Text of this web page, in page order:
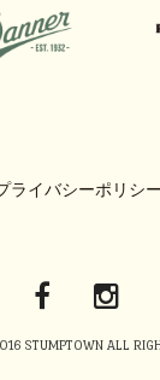
ライバシーポリシー
STUMPTOWN ALL